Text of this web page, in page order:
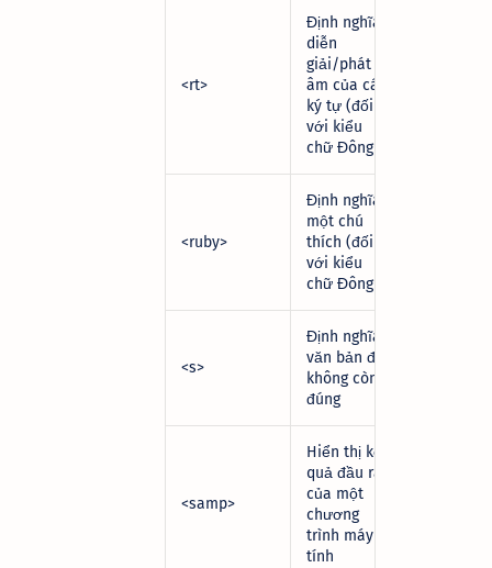
<rt>
Định nghĩa
diễn
giải/phát
âm của các
ký tự (đối
với kiểu
chữ Đông Á)
<ruby>
Định nghĩa
một chú
thích (đối
với kiểu
chữ Đông Á)
<s>
Định nghĩa
văn bản đó
không còn
đúng
<samp>
Hiển thị kết
quả đầu ra
của một
chương
trình máy
tính